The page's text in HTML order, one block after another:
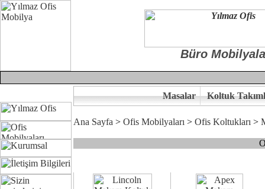
Büro
Masalar Koltuk
Ana Sayfa > Ofis Mobilyaları > Ofis Koltukları >